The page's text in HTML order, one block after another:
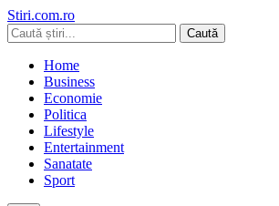
Stiri.com.ro
Caută
Home
Business
Economie
Politica
Lifestyle
Entertainment
Sanatate
Sport